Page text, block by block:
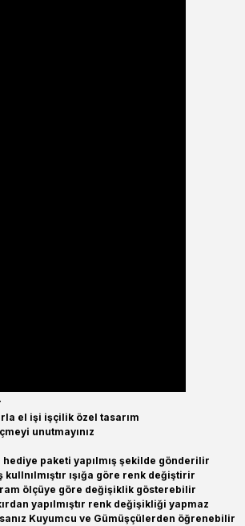
el işi işçilik özel tasarım
unutmayınız
paketi yapılmış şekilde gönderilir
ışığa göre renk değiştirir
ölçüye göre değişiklik gösterebilir
yapılmıştır renk değişikliği yapmaz
Kuyumcu ve Gümüşçülerden öğrenebilir